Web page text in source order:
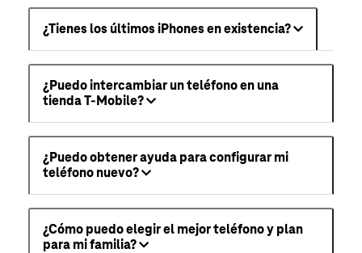
¿Tienes los últimos iPhones en existencia?
¿Puedo intercambiar un teléfono en una
tienda T-Mobile?
¿Puedo obtener ayuda para configurar mi
teléfono nuevo?
¿Cómo puedo elegir el mejor teléfono y plan
para mi familia?